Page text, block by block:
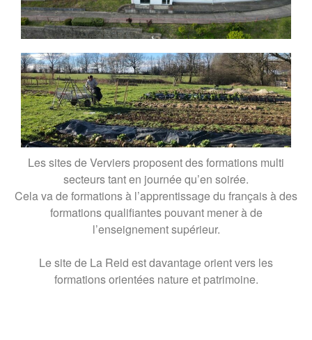
Les sites de Verviers proposent des formations multi
secteurs tant en journée qu’en soirée.
Cela va de formations à l’apprentissage du français à des
formations qualifiantes pouvant mener à de
l’enseignement supérieur.
Le site de La Reid est davantage orient vers les
formations orientées nature et patrimoine.